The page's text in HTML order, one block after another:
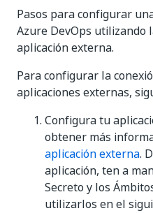
Pasos para configurar
Azure DevOps utilizando
aplicación externa.
Para configurar la
aplicaciones externas,
Configura tu
obtener más
aplicación externa.
aplicación, ten a
Secreto y los
utilizarlos en el